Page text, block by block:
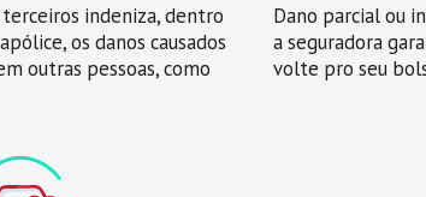
indeniza, dentro
os danos causados
outras pessoas, como
Dano parcial ou
a seguradora
volte pro seu